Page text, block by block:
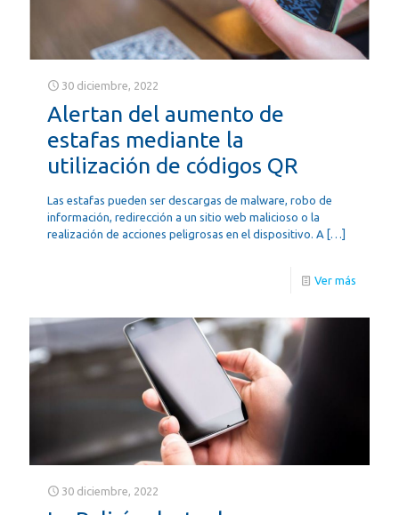
30 diciembre, 2022
Alertan del aumento de
estafas mediante la
utilización de códigos QR
Las estafas pueden ser descargas de malware, robo de
información, redirección a un sitio web malicioso o la
realización de acciones peligrosas en el dispositivo. A […]
Ver más
30 diciembre, 2022